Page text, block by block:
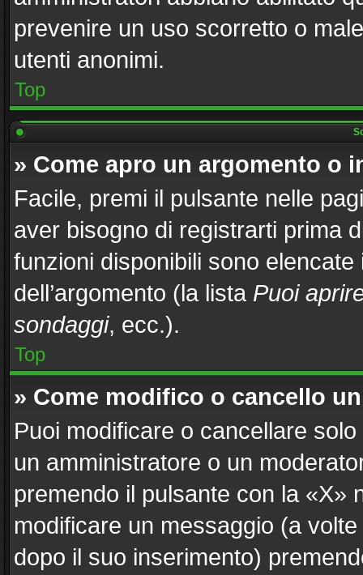
prevenire un uso scorretto o
utenti anonimi.
Top
» Come apro un argomento o
Facile, premi il pulsante nelle
aver bisogno di registrarti prima
funzioni disponibili sono
dell’argomento (la lista Puoi
sondaggi, ecc.).
Top
» Come modifico o cancello
Puoi modificare o cancellare
un amministratore o un
premendo il pulsante con la «X»
modificare un messaggio (a
dopo il suo inserimento)